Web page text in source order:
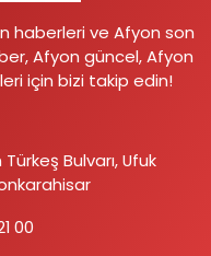
haberleri ve Afyon son
Afyon güncel, Afyon
için bizi takip edin!
Bulvarı, Ufuk
00